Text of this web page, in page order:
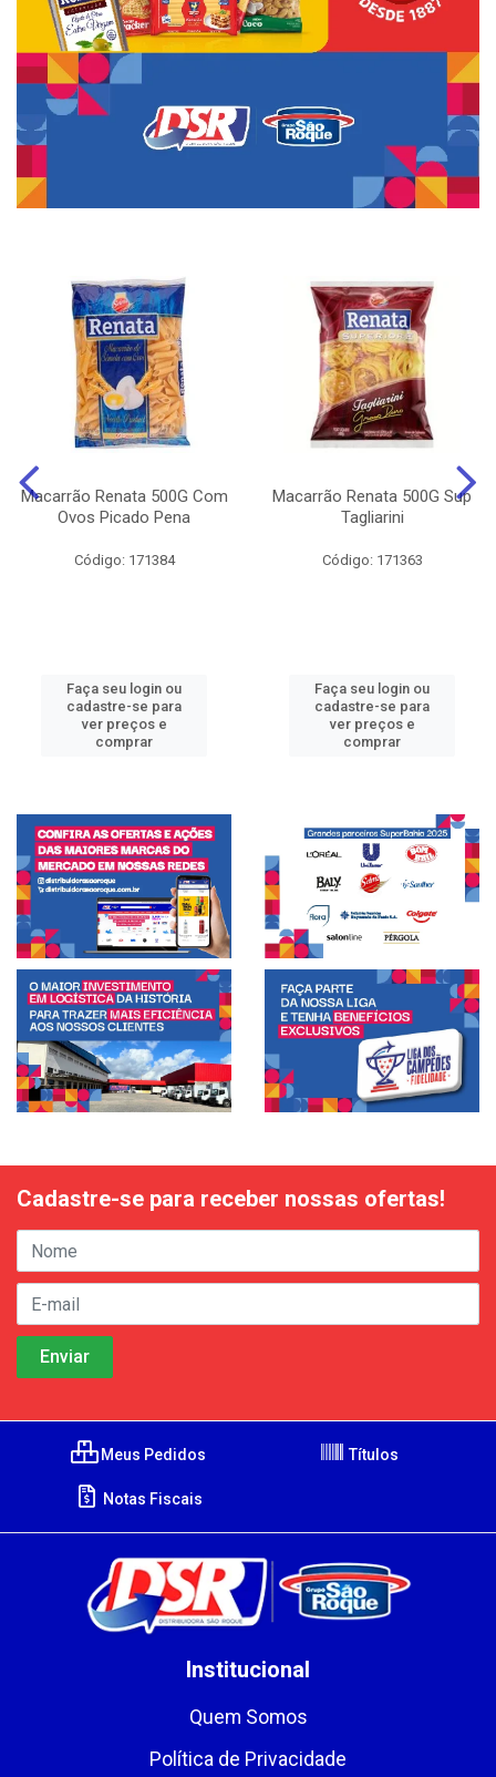
Macarrão Renata 500G Com
Ovos Picado Pena
Código: 171384
Faça seu login ou
cadastre-se para
ver preços e
comprar
Macarrão Renata 500G Sup
Tagliarini
Código: 171363
Faça seu login ou
cadastre-se para
ver preços e
comprar
Cadastre-se para receber nossas ofertas!
Meus Pedidos Títulos
Notas Fiscais
Institucional
Quem Somos
Política de Privacidade